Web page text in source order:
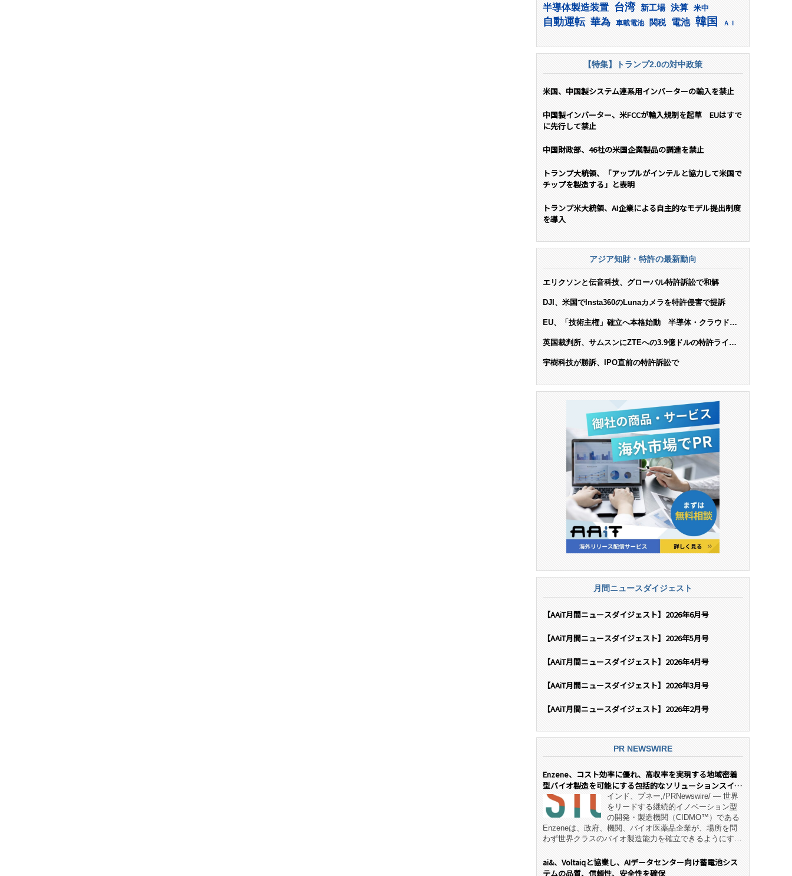
半導体製造装置 台湾 新工場 決算 米中
自動運転 華為 車載電池 関税 電池 韓国 ＡＩ
【特集】トランプ2.0の対中政策
米国、中国製システム連系用インバーターの輸入を禁止
中国製インバーター、米FCCが輸入規制を起草 EUはすで
に先行して禁止
中国財政部、46社の米国企業製品の調達を禁止
トランプ大統領、「アップルがインテルと協力して米国で
チップを製造する」と表明
トランプ米大統領、AI企業による自主的なモデル提出制度
を導入
アジア知財・特許の最新動向
エリクソンと伝音科技、グローバル特許訴訟で和解
DJI、米国でInsta360のLunaカメラを特許侵害で提訴
EU、「技術主権」確立へ本格始動 半導体・クラウド・
英国裁判所、サムスンにZTEへの3.9億ドルの特許ライセ
宇樹科技が勝訴、IPO直前の特許訴訟で
月間ニュースダイジェスト
【AAiT月間ニュースダイジェスト】2026年6月号
【AAiT月間ニュースダイジェスト】2026年5月号
【AAiT月間ニュースダイジェスト】2026年4月号
【AAiT月間ニュースダイジェスト】2026年3月号
【AAiT月間ニュースダイジェスト】2026年2月号
PR NEWSWIRE
Enzene、コスト効率に優れ、高収率を実現する地域密着
型バイオ製造を可能にする包括的なソリューションスイー
ト「NeX™」 をリリースインド、プネー,/PRNewswire/ — 世界
をリードする継続的イノベーション型
の開発・製造機関（CIDMO™）である
Enzeneは、政府、機関、バイオ医薬品企業が、場所を問
わず世界クラスのバイオ製造能力を確立できるようにす
デル「NeX™」の立ち上げを発表しました。 同社の実績
あるEnzeneX® fully‑connected continuous
ai&、Voltaiqと協業し、AIデータセンター向け蓄電池シス
テムの品質、信頼性、安全性を確保